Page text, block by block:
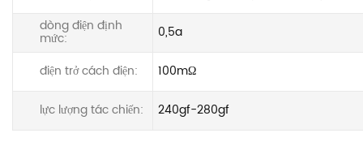
dòng điện định
mức: 0,5a
điện trở cách điện: 100mΩ
lực lượng tác chiến: 240gf-280gf